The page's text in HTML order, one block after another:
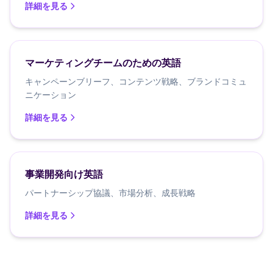
詳細を見る
マーケティングチームのための英語
キャンペーンブリーフ、コンテンツ戦略、ブランドコミュ
ニケーション
詳細を見る
事業開発向け英語
パートナーシップ協議、市場分析、成長戦略
詳細を見る